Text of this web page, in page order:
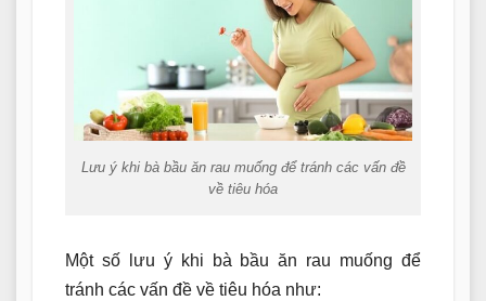
Lưu ý khi bà bầu ăn rau muống để tránh các vấn đề
về tiêu hóa
Một số lưu ý khi bà bầu ăn rau muống để
tránh các vấn đề về tiêu hóa như: